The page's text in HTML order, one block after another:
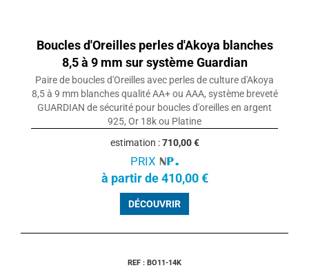
Boucles d'Oreilles perles d'Akoya blanches
8,5 à 9 mm sur système Guardian
Paire de boucles d'Oreilles avec perles de culture d'Akoya
8,5 à 9 mm blanches qualité AA+ ou AAA, système breveté
GUARDIAN de sécurité pour boucles d'oreilles en argent
925, Or 18k ou Platine
estimation :710,00 €
PRIX
à partir de 410,00 €
DÉCOUVRIR
REF : BO11-14K